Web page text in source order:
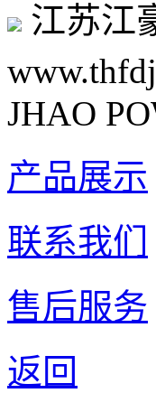
江苏江
JHAO
产品展示
联系我们
售后服务
返回